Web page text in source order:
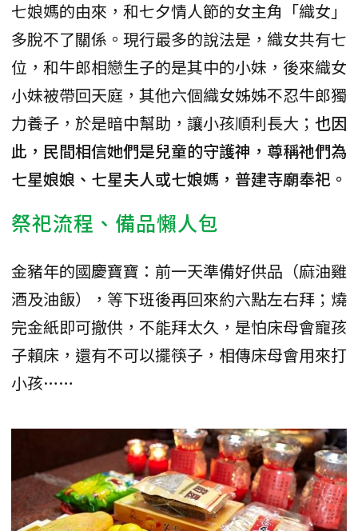
七娘媽的由來，和七夕情人節的女主角「織女」
多脫不了關係。現行最多的說法是，織女共有七
位，和牛郎相戀生子的是其中的小妹，後來織女
小妹被帶回天庭，其他六個織女姊姊不忍牛郎獨
力養子，於是暗中幫助，讓小孩順利長大； 也因
此，民間相信她們是兒童的守護神，尊稱祂們為
七星娘娘、七星夫人或七娘媽，普建寺廟奉祀。
祭祀流程、備品懶人包
金豬年的國慶寶寶：前一天準備好供品（麻油雞
酒及油飯），等下班後再回來約六點左右拜；燒
完金紙即可撤供，不能拜太久，是怕床母會寵孩
子賴床，還有不可以擺筷子，相傳床母會用來打
小孩……